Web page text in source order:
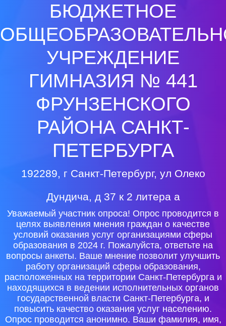
БЮДЖЕТНОЕ
УЧРЕЖДЕНИЕ
ГИМНАЗИЯ № 441
ФРУНЗЕНСКОГО
РАЙОНА САНКТ-
ПЕТЕРБУРГА
192289, г Санкт-Петербург, ул Олеко
Дундича, д 37 к 2 литера а
Уважаемый участник опроса! Опрос проводится в
целях выявления мнения граждан о качестве
условий оказания услуг организациями сферы
образования в 2024 г. Пожалуйста, ответьте на
вопросы анкеты. Ваше мнение позволит улучшить
работу организаций сферы образования,
расположенных на территории Санкт-Петербурга и
находящихся в ведении исполнительных органов
государственной власти Санкт-Петербурга, и
повысить качество оказания услуг населению.
Опрос проводится анонимно. Ваши фамилия, имя,